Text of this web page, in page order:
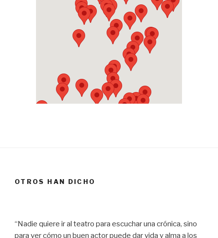
OTROS HAN DICHO
“Nadie quiere ir al teatro para escuchar una crónica, sino
para ver cómo un buen actor puede dar vida y alma a los